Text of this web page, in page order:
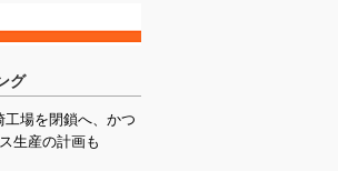
グ
工場を閉鎖へ、かつ
生産の計画も